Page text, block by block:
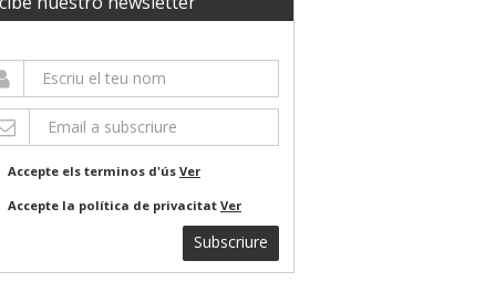
Accepte els terminos d'ús Ver
Accepte la política de privacitat Ver
Subscriure